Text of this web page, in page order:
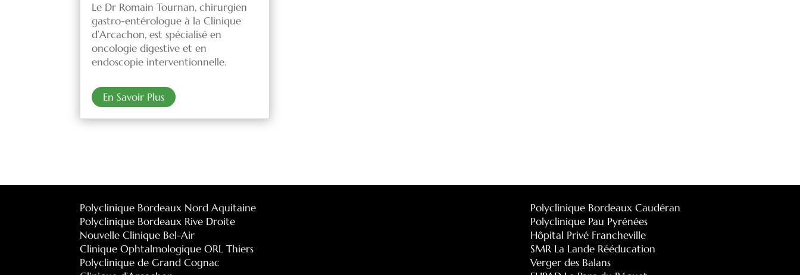
Le Dr Romain Tournan, chirurgien
gastro-entérologue à la Clinique
d’Arcachon, est spécialisé en
oncologie digestive et en
endoscopie interventionnelle.
En Savoir Plus
Polyclinique Bordeaux Nord Aquitaine
Polyclinique Bordeaux Rive Droite
Nouvelle Clinique Bel-Air
Clinique Ophtalmologique ORL Thiers
Polyclinique de Grand Cognac
Polyclinique Bordeaux Caudéran
Polyclinique Pau Pyrénées
Hôpital Privé Francheville
SMR La Lande Rééducation
Verger des Balans